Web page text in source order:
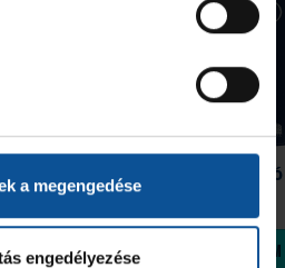
a megengedése
engedélyezése
1 090 Ft
Megvásárolom